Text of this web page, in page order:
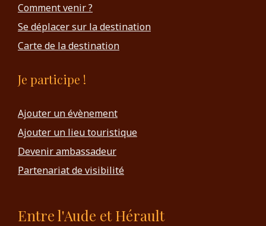
Comment venir ?
Se déplacer sur la destination
Carte de la destination
Je participe !
Ajouter un évènement
Ajouter un lieu touristique
Devenir ambassadeur
Partenariat de visibilité
Entre l'Aude et Hérault